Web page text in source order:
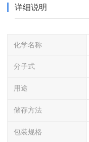
详细说明
化学名称
分子式
用途
储存方法
包装规格